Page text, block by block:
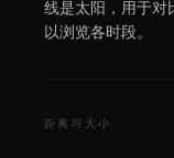
线是太阳，用于对
以浏览各时段。
距离与大小